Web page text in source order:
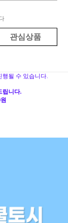
관심상품
행될 수 있습니다.
립니다.